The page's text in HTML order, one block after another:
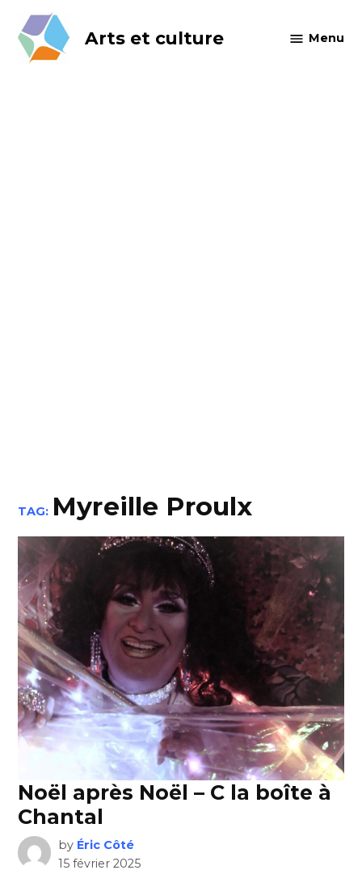
content
Arts et culture Menu
TAG: Myreille Proulx
Noël après Noël – C la boîte à
Chantal
by Éric Côté
15 février 2025